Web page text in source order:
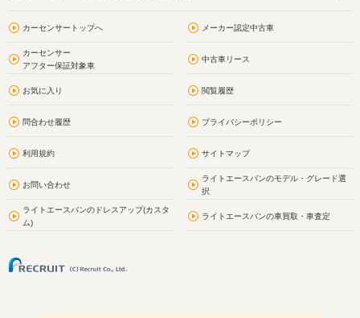
カーセンサートップへ メーカー認定中古車
カーセンサー
アフター保証対象車
中古車リース
お気に入り 閲覧履歴
問合わせ履歴 プライバシーポリシー
利用規約 サイトマップ
お問い合わせ
ライトエースバンのモデル・グレード選
択
ライトエースバンのドレスアップ(カスタ
ム)
ライトエースバンの車買取・車査定